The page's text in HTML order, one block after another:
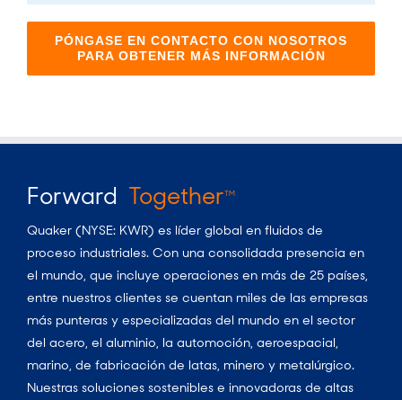
PÓNGASE EN CONTACTO CON NOSOTROS
PARA OBTENER MÁS INFORMACIÓN
Forward TogetherTM
Quaker (NYSE: KWR) es líder global en fluidos de
proceso industriales. Con una consolidada presencia en
el mundo, que incluye operaciones en más de 25 países,
entre nuestros clientes se cuentan miles de las empresas
más punteras y especializadas del mundo en el sector
del acero, el aluminio, la automoción, aeroespacial,
marino, de fabricación de latas, minero y metalúrgico.
Nuestras soluciones sostenibles e innovadoras de altas